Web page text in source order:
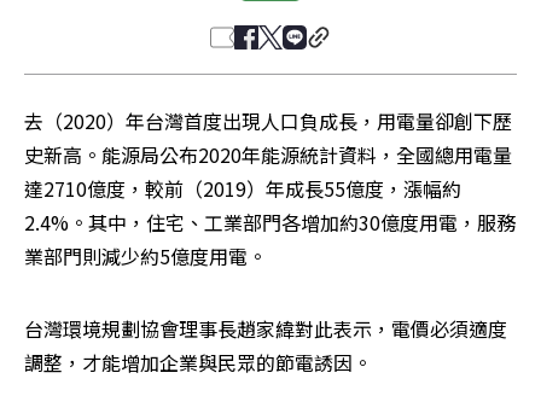
去（2020）年台灣首度出現人口負成長，用電量卻創下歷
史新高。能源局公布2020年能源統計資料，全國總用電量
達2710億度，較前（2019）年成長55億度，漲幅約
2.4%。其中，住宅、工業部門各增加約30億度用電，服務
業部門則減少約5億度用電。
台灣環境規劃協會理事長趙家緯對此表示，電價必須適度
調整，才能增加企業與民眾的節電誘因。